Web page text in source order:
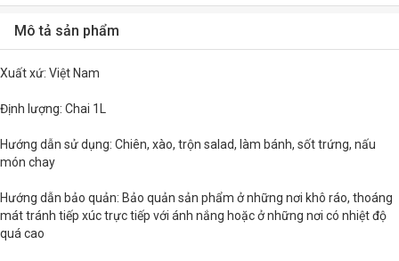
Mô tả sản phẩm
Xuất xứ: Việt Nam
Định lượng: Chai 1L
Hướng dẫn sử dụng: Chiên, xào, trộn salad, làm bánh, sốt trứng, nấu
món chay
Hướng dẫn bảo quản: Bảo quản sản phẩm ở những nơi khô ráo, thoáng
mát tránh tiếp xúc trực tiếp với ánh nắng hoặc ở những nơi có nhiệt độ
quá cao